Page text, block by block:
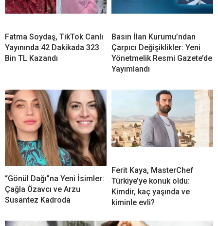
Fatma Soydaş, TikTok Canlı
Yayınında 42 Dakikada 323
Bin TL Kazandı
Basın İlan Kurumu’ndan
Çarpıcı Değişiklikler: Yeni
Yönetmelik Resmi Gazete’de
Yayımlandı
“Gönül Dağı”na Yeni İsimler:
Çağla Özavcı ve Arzu
Susantez Kadroda
Ferit Kaya, MasterChef
Türkiye’ye konuk oldu:
Kimdir, kaç yaşında ve
kiminle evli?